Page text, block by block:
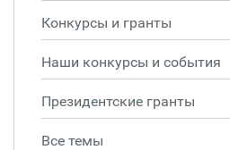
Конкурсы и гранты
Наши конкурсы и события
Президентские гранты
Все темы